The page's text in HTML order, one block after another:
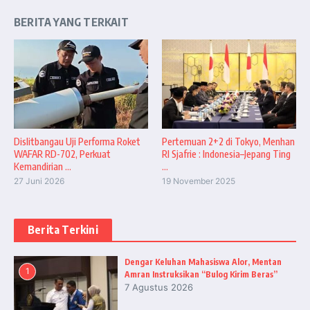
BERITA YANG TERKAIT
Dislitbangau Uji Performa Roket
WAFAR RD-702, Perkuat
Kemandirian ...
27 Juni 2026
Pertemuan 2+2 di Tokyo, Menhan
RI Sjafrie : Indonesia–Jepang Ting
...
19 November 2025
Berita Terkini
1
Dengar Keluhan Mahasiswa Alor, Mentan
Amran Instruksikan “Bulog Kirim Beras”
7 Agustus 2026